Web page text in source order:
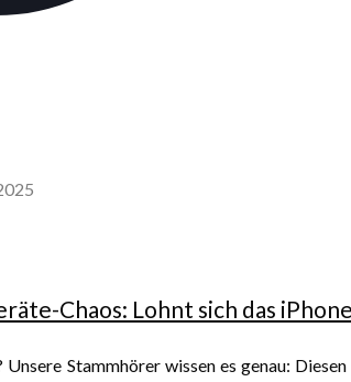
Chaos: Lohnt sich das
Unsere Stammhörer wissen es genau: